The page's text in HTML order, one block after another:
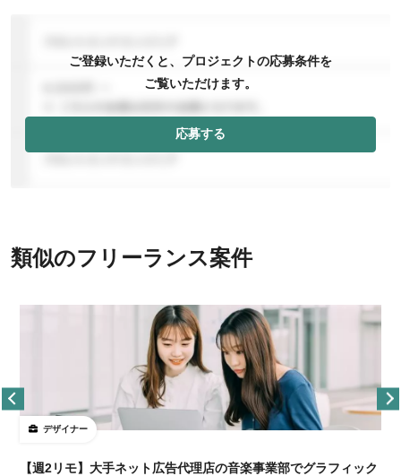
ご登録いただくと、プロジェクトの応募条件を
ご覧いただけます。
応募する
類似のフリーランス案件
デザイナー
【週2リモ】大手ネット広告代理店の音楽事業部でグラフィック